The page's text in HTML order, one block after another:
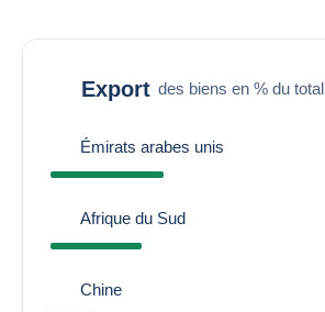
Export des biens en % du total
Émirats arabes unis
Afrique du Sud
Chine